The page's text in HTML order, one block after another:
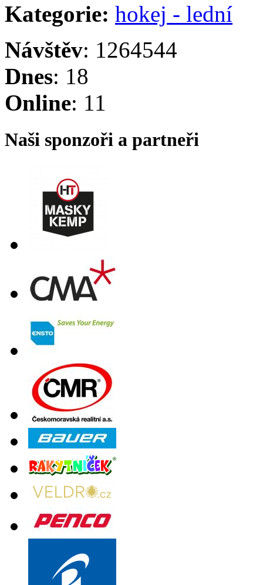
Kategorie: hokej - lední
Návštěv: 1264544
Dnes: 18
Online: 11
Naši sponzoři a partneři